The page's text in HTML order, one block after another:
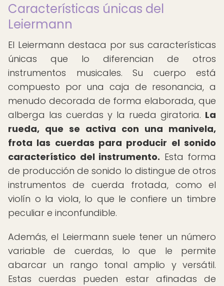
Características únicas del
Leiermann
El Leiermann destaca por sus características
únicas que lo diferencian de otros
instrumentos musicales. Su cuerpo está
compuesto por una caja de resonancia, a
menudo decorada de forma elaborada, que
alberga las cuerdas y la rueda giratoria. La
rueda, que se activa con una manivela,
frota las cuerdas para producir el sonido
característico del instrumento. Esta forma
de producción de sonido lo distingue de otros
instrumentos de cuerda frotada, como el
violín o la viola, lo que le confiere un timbre
peculiar e inconfundible.
Además, el Leiermann suele tener un número
variable de cuerdas, lo que le permite
abarcar un rango tonal amplio y versátil.
Estas cuerdas pueden estar afinadas de